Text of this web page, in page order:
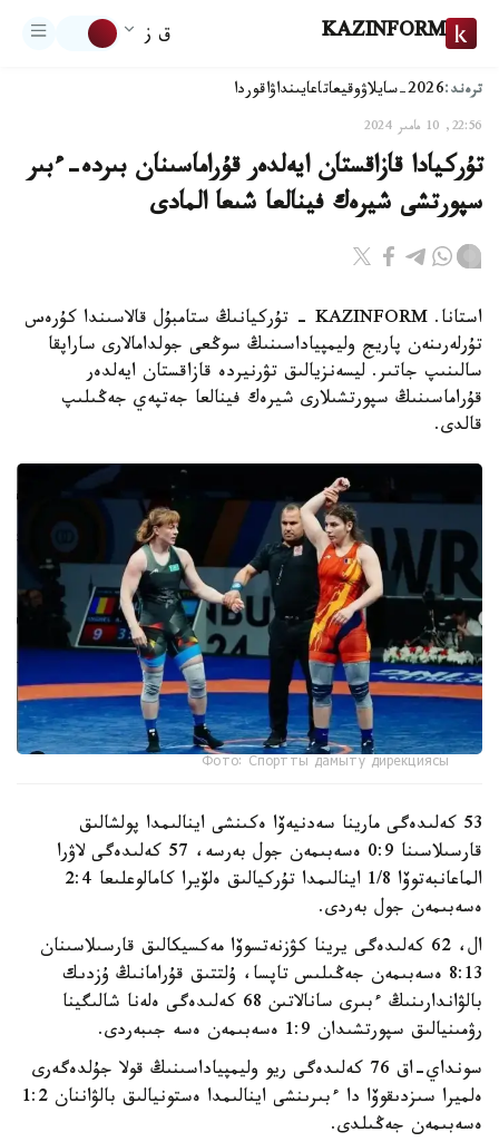
KAZINFORM ق ز
ترەند:2026-سايلاۋ وقيعاتاعايىنداۋاقوردا
22:56, 10 مامىر 2024
تۇركيادا قازاقستان ايەلدەر قۇراماسىنان بىردە-ءبىر
سپورتشى شيرەك فينالعا شىعا المادى
استانا. KAZINFORM - تۇركيانىڭ ستامبۇل قالاسىندا كۇرەس
تۇرلەرىنەن پاريج وليمپياداسىنىڭ سوڭعى جولدامالارى ساراپقا
سالىنىپ جاتىر. ليسەنزيالىق تۋرنيردە قازاقستان ايەلدەر
قۇراماسىنىڭ سپورتشىلارى شيرەك فينالعا جەتپەي جەڭىلىپ
قالدى.
Фото: Спортты дамыту дирекциясы
53 كەلىدەگى مارينا سەدنيەۆا ەكىنشى اينالىمدا پولشالىق
قارسىلاسىنا 0:9 ەسەبىمەن جول بەرسە، 57 كەلىدەگى لاۋرا
الماعانبەتوۆا 1/8 اينالىمدا تۇركيالىق ەلۆيرا كامالوعلىعا 2:4
ەسەبىمەن جول بەردى.
ال، 62 كەلىدەگى يرينا كۋزنەتسوۆا مەكسيكالىق قارسىلاسىنان
8:13 ەسەبىمەن جەڭىلىس تاپسا، ۇلتتىق قۇرامانىڭ ۇزدىك
بالۋاندارىنىڭ ءبىرى سانالاتىن 68 كەلىدەگى ەلەنا شالىگينا
رۋمىنيالىق سپورتشىدان 1:9 ەسەبىمەن ەسە جىبەردى.
سونداي-اق 76 كەلىدەگى ريو وليمپياداسىنىڭ قولا جۇلدەگەرى
ەلميرا سىزدىقوۆا دا ءبىرىنشى اينالىمدا ەستونيالىق بالۋاننان 1:2
ەسەبىمەن جەڭىلدى.